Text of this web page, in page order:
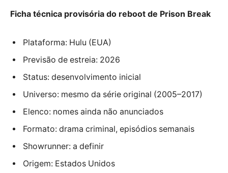
Ficha técnica provisória do reboot de Prison Break
Plataforma: Hulu (EUA)
Previsão de estreia: 2026
Status: desenvolvimento inicial
Universo: mesmo da série original (2005–2017)
Elenco: nomes ainda não anunciados
Formato: drama criminal, episódios semanais
Showrunner: a definir
Origem: Estados Unidos